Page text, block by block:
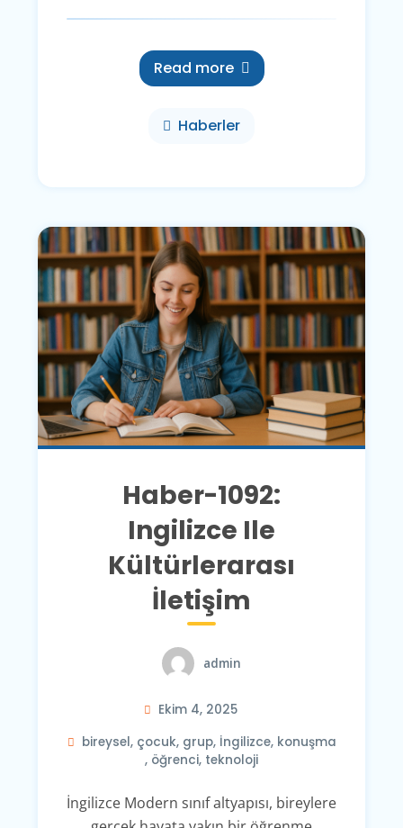
Read more
Haberler
Haber-1092:
Ingilizce Ile
Kültürlerarası
İletişim
admin
Ekim 4, 2025
bireysel, çocuk, grup, İngilizce, konuşma
, öğrenci, teknoloji
İngilizce Modern sınıf altyapısı, bireylere